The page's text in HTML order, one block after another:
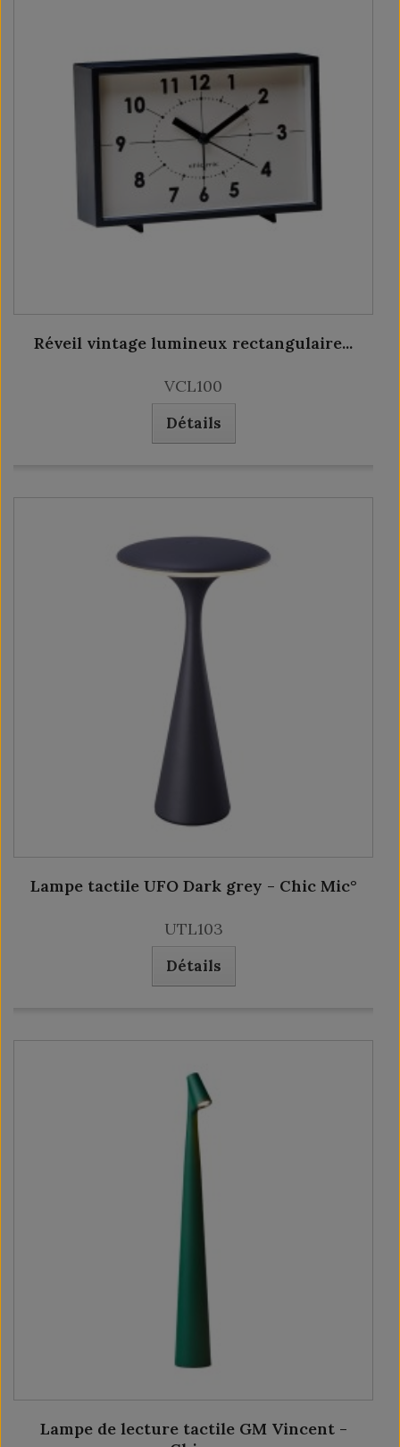
Réveil vintage lumineux rectangulaire...
VCL100
Détails
Lampe tactile UFO Dark grey - Chic Mic°
UTL103
Détails
Lampe de lecture tactile GM Vincent -